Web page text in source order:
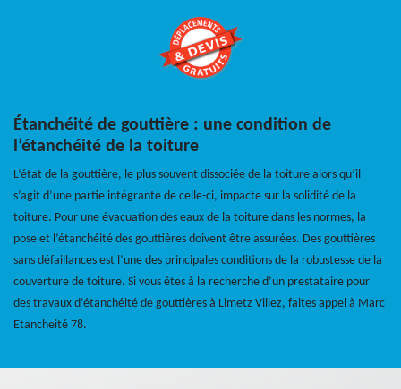
Étanchéité de gouttière : une condition de
l’étanchéité de la toiture
L’état de la gouttière, le plus souvent dissociée de la toiture alors qu’il
s’agit d’une partie intégrante de celle-ci, impacte sur la solidité de la
toiture. Pour une évacuation des eaux de la toiture dans les normes, la
pose et l’étanchéité des gouttières doivent être assurées. Des gouttières
sans défaillances est l’une des principales conditions de la robustesse de la
couverture de toiture. Si vous êtes à la recherche d’un prestataire pour
des travaux d’étanchéité de gouttières à Limetz Villez, faites appel à Marc
Etancheité 78.